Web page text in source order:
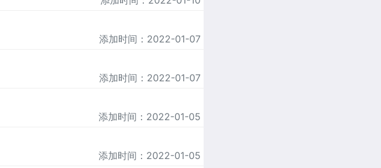
添加时间：2022-01-07
添加时间：2022-01-07
添加时间：2022-01-05
添加时间：2022-01-05